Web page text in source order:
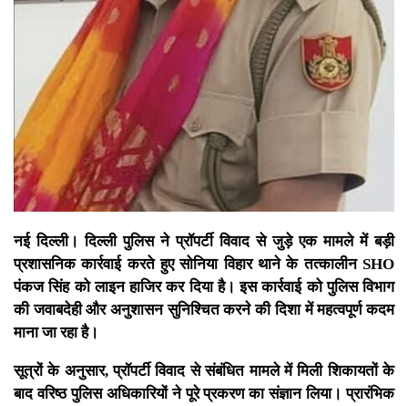
नई दिल्ली। दिल्ली पुलिस ने प्रॉपर्टी विवाद से जुड़े एक मामले में बड़ी
प्रशासनिक कार्रवाई करते हुए सोनिया विहार थाने के तत्कालीन SHO
पंकज सिंह को लाइन हाजिर कर दिया है। इस कार्रवाई को पुलिस विभाग
की जवाबदेही और अनुशासन सुनिश्चित करने की दिशा में महत्वपूर्ण कदम
माना जा रहा है।
सूत्रों के अनुसार, प्रॉपर्टी विवाद से संबंधित मामले में मिली शिकायतों के
बाद वरिष्ठ पुलिस अधिकारियों ने पूरे प्रकरण का संज्ञान लिया। प्रारंभिक